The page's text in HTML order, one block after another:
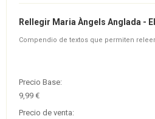
Rellegir Maria Àngels Anglada -
Compendio de textos que permiten
Precio Base:
9,99 €
Precio de venta: